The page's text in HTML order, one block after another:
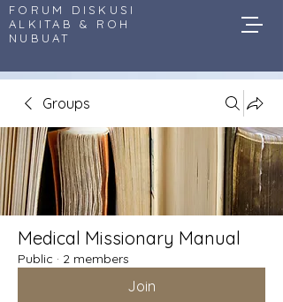
FORUM DISKUSI
ALKITAB & ROH
NUBUAT
Groups
Medical Missionary Manual
Public · 2 members
Join